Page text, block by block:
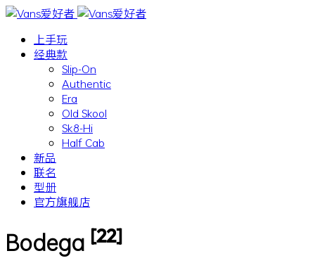
上手玩
经典款
Slip-On
Authentic
Era
Old Skool
Sk8-Hi
Half Cab
新品
联名
型册
官方旗舰店
Bodega [22]